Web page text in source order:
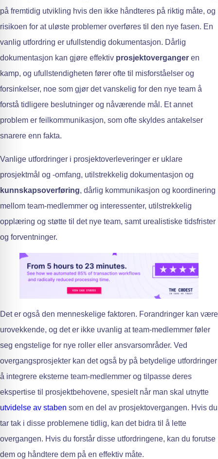
på fremtidig utvikling hvis den ikke håndteres på riktig måte, og
risikoen for at uløste problemer overføres til den nye fasen. En
vanlig utfordring er ufullstendig dokumentasjon. Dårlig
dokumentasjon kan gjøre effektiv prosjektoverganger en
kamp, og ufullstendigheten fører ofte til misforståelser og
forsinkelser, noe som gjør det vanskelig for den nye team å
forstå tidligere beslutninger og nåværende mål. Et annet
problem er feilkommunikasjon, som ofte skyldes antakelser
snarere enn fakta.
Vanlige utfordringer i prosjektoverleveringer er uklare
prosjektmål og -omfang, utilstrekkelig dokumentasjon og
kunnskapsoverføring, dårlig kommunikasjon og koordinering
mellom team-medlemmer og interessenter, utilstrekkelig
opplæring og støtte til det nye team, samt urealistiske tidsfrister
og forventninger.
Det er også den menneskelige faktoren. Forandringer kan være
urovekkende, og det er ikke uvanlig at team-medlemmer føler
seg engstelige for nye roller eller ansvarsområder. Ved
overgangsprosjekter kan det også by på betydelige utfordringer
å integrere eksterne team-medlemmer og tilpasse deres
ekspertise til prosjektbehovene, spesielt når man skal utnytte
utvidelse av staben som en del av prosjektovergangen. Hvis du
tar tak i disse problemene tidlig, kan det bidra til å lette
overgangen. Hvis du forstår disse utfordringene, kan du forutse
dem og håndtere dem på en effektiv måte.